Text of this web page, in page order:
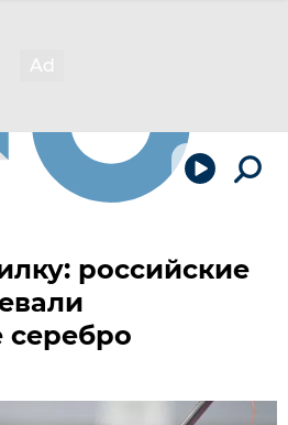
российские